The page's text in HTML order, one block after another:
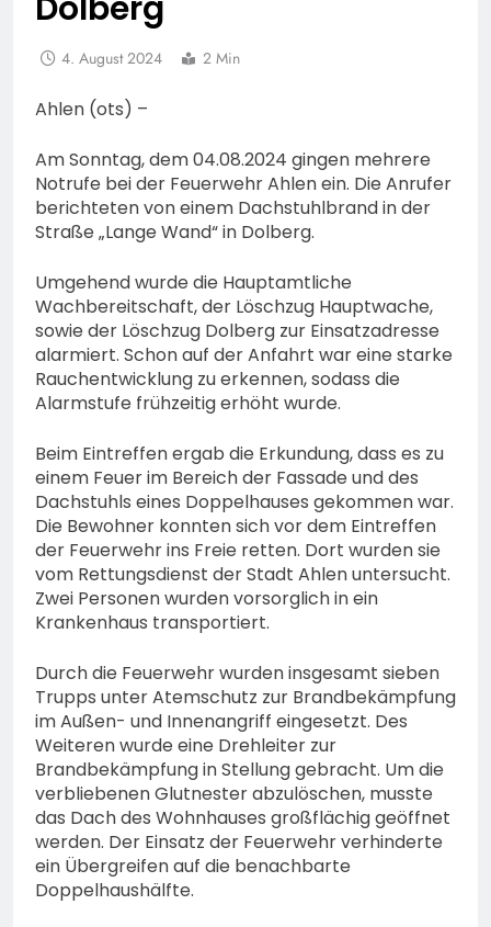
4. August 2024 2 Min
Ahlen (ots) –
Am Sonntag, dem 04.08.2024 gingen mehrere
Notrufe bei der Feuerwehr Ahlen ein. Die Anrufer
berichteten von einem Dachstuhlbrand in der
Straße „Lange Wand“ in Dolberg.
Umgehend wurde die Hauptamtliche
Wachbereitschaft, der Löschzug Hauptwache,
sowie der Löschzug Dolberg zur Einsatzadresse
alarmiert. Schon auf der Anfahrt war eine starke
Rauchentwicklung zu erkennen, sodass die
Alarmstufe frühzeitig erhöht wurde.
Beim Eintreffen ergab die Erkundung, dass es zu
einem Feuer im Bereich der Fassade und des
Dachstuhls eines Doppelhauses gekommen war.
Die Bewohner konnten sich vor dem Eintreffen
der Feuerwehr ins Freie retten. Dort wurden sie
vom Rettungsdienst der Stadt Ahlen untersucht.
Zwei Personen wurden vorsorglich in ein
Krankenhaus transportiert.
Durch die Feuerwehr wurden insgesamt sieben
Trupps unter Atemschutz zur Brandbekämpfung
im Außen- und Innenangriff eingesetzt. Des
Weiteren wurde eine Drehleiter zur
Brandbekämpfung in Stellung gebracht. Um die
verbliebenen Glutnester abzulöschen, musste
das Dach des Wohnhauses großflächig geöffnet
werden. Der Einsatz der Feuerwehr verhinderte
ein Übergreifen auf die benachbarte
Doppelhaushälfte.